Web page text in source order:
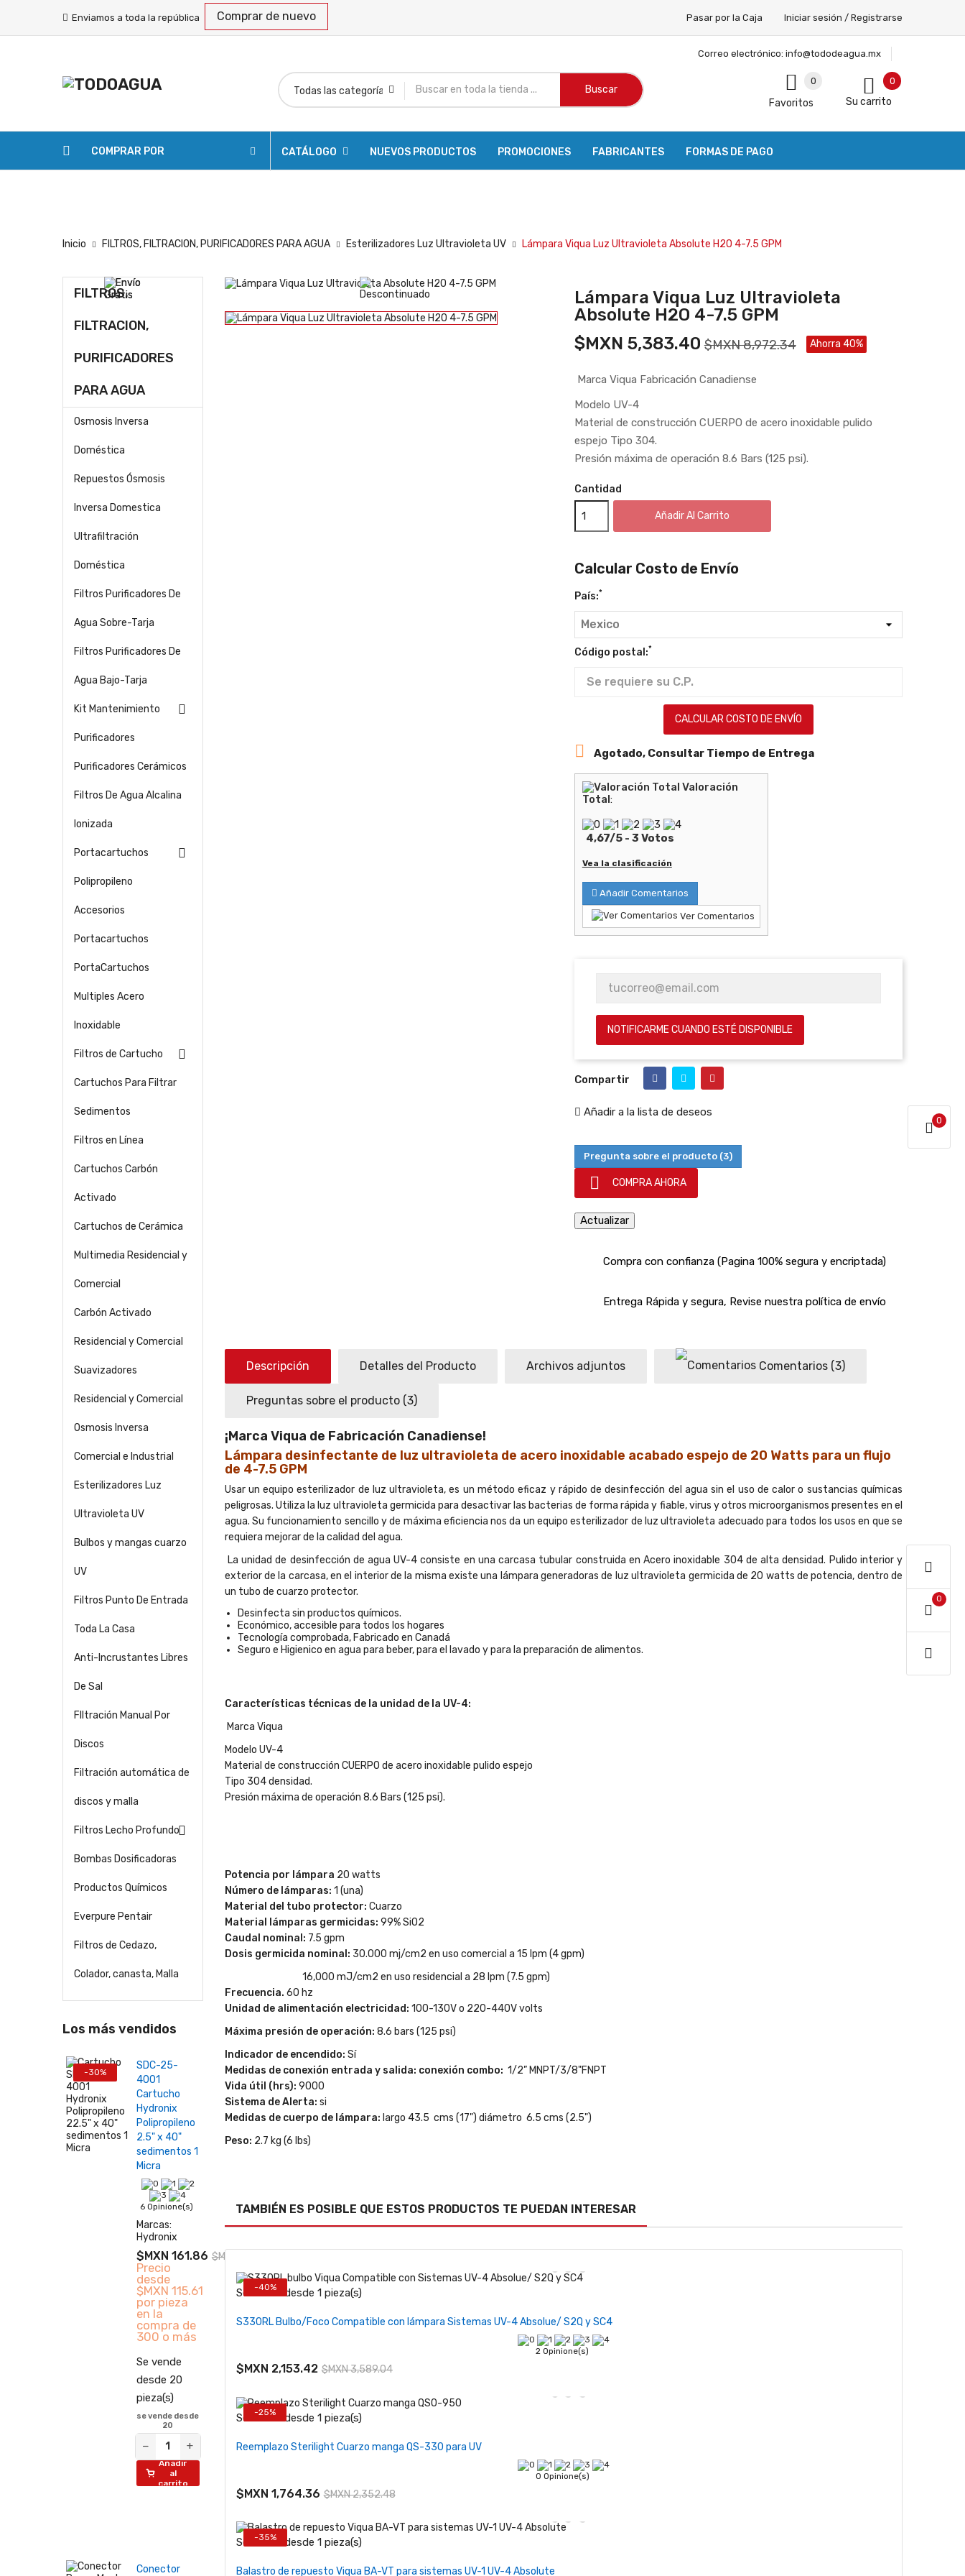
Enviamos a toda la república Comprar de nuevo Iniciar sesión / Registrarse
Pasar por la Caja
Correo electrónico: info@tododeagua.mx
Buscar
0
Su carrito
0
0
Favoritos
COMPRAR POR CATÁLOGO NUEVOS PRODUCTOS PROMOCIONES FABRICANTES FORMAS DE PAGO
Inicio FILTROS, FILTRACION, PURIFICADORES PARA AGUA Esterilizadores Luz Ultravioleta UV Lámpara Viqua Luz Ultravioleta Absolute H2O 4-7.5 GPM
FILTROS,
FILTRACION,
PURIFICADORES
PARA AGUA
Osmosis Inversa
Doméstica
Repuestos Ósmosis
Inversa Domestica
Ultrafiltración
Doméstica
Filtros Purificadores De
Agua Sobre-Tarja
Filtros Purificadores De
Agua Bajo-Tarja
Kit Mantenimiento
Purificadores

Purificadores Cerámicos
Filtros De Agua Alcalina
Ionizada
Portacartuchos
Polipropileno

Accesorios
Portacartuchos
PortaCartuchos
Multiples Acero
Inoxidable
Filtros de Cartucho 
Cartuchos Para Filtrar
Sedimentos
Filtros en Línea
Cartuchos Carbón
Activado
Cartuchos de Cerámica
Multimedia Residencial y
Comercial
Carbón Activado
Residencial y Comercial
Suavizadores
Residencial y Comercial
Osmosis Inversa
Comercial e Industrial
Esterilizadores Luz
Ultravioleta UV
Bulbos y mangas cuarzo
UV
Filtros Punto De Entrada
Toda La Casa
Anti-Incrustantes Libres
De Sal
FIltración Manual Por
Discos
Filtración automática de
discos y malla
Filtros Lecho Profundo
Bombas Dosificadoras
Productos Químicos
Everpure Pentair
Filtros de Cedazo,
Colador, canasta, Malla
Los más vendidos
-30%
SDC-25-
4001
Cartucho
Hydronix
Polipropileno
2.5" x 40"
sedimentos 1
Micra
6 Opinione(s)
Marcas:
Hydronix
$MXN 161.86 $MXN 231.23
Precio
desde
$MXN 115.61
por pieza
en la
compra de
300 o más
Se vende
desde 20
pieza(s)
se vende desde
20
− +
Añadir
al
carrito
Conector
Lámpara Viqua Luz Ultravioleta
Absolute H2O 4-7.5 GPM
$MXN 5,383.40 $MXN 8,972.34 Ahorra 40%
Marca Viqua Fabricación Canadiense
Modelo UV-4
Material de construcción CUERPO de acero inoxidable pulido
espejo Tipo 304.
Presión máxima de operación 8.6 Bars (125 psi).
Cantidad
Añadir Al Carrito
Calcular Costo de Envío
País:*
Código postal:*
CALCULAR COSTO DE ENVÍO
 Agotado, Consultar Tiempo de Entrega
Valoración
Total :
4,67/5- 3 Votos
Vea la clasificación
Añadir Comentarios
Ver Comentarios
NOTIFICARME CUANDO ESTÉ DISPONIBLE
Compartir
Añadir a la lista de deseos
Pregunta sobre el producto (3)
 COMPRA AHORA
Compra con confianza (Pagina 100% segura y encriptada)
Entrega Rápida y segura, Revise nuestra política de envío
Descripción Detalles del Producto Archivos adjuntos Comentarios (3)
Preguntas sobre el producto (3)
¡Marca Viqua de Fabricación Canadiense!
Lámpara desinfectante de luz ultravioleta de acero inoxidable acabado espejo de 20 Watts para un flujo
de 4-7.5 GPM
Usar un equipo esterilizador de luz ultravioleta, es un método eficaz y rápido de desinfección del agua sin el uso de calor o sustancias químicas
peligrosas. Utiliza la luz ultravioleta germicida para desactivar las bacterias de forma rápida y fiable, virus y otros microorganismos presentes en el
agua. Su funcionamiento sencillo y de máxima eficiencia nos da un equipo esterilizador de luz ultravioleta adecuado para todos los usos en que se
requiera mejorar de la calidad del agua.
La unidad de desinfección de agua UV-4 consiste en una carcasa tubular construida en Acero inoxidable 304 de alta densidad. Pulido interior y
exterior de la carcasa, en el interior de la misma existe una lámpara generadoras de luz ultravioleta germicida de 20 watts de potencia, dentro de
un tubo de cuarzo protector.
Desinfecta sin productos químicos.
Económico, accesible para todos los hogares
Tecnología comprobada, Fabricado en Canadá
Seguro e Higienico en agua para beber, para el lavado y para la preparación de alimentos.
Características técnicas de la unidad de la UV-4:
Marca Viqua
Modelo UV-4
Material de construcción CUERPO de acero inoxidable pulido espejo
Tipo 304 densidad.
Presión máxima de operación 8.6 Bars (125 psi).
Potencia por lámpara 20 watts
Número de lámparas: 1 (una)
Material del tubo protector: Cuarzo
Material lámparas germicidas: 99% SiO2
Caudal nominal: 7.5 gpm
Dosis germicida nominal: 30.000 mj/cm2 en uso comercial a 15 lpm (4 gpm)
16,000 mJ/cm2 en uso residencial a 28 lpm (7.5 gpm)
Frecuencia. 60 hz
Unidad de alimentación electricidad: 100-130V o 220-440V volts
Máxima presión de operación: 8.6 bars (125 psi)
Indicador de encendido: Sí
Medidas de conexión entrada y salida: conexión combo: 1/2” MNPT/3/8"FNPT
Vida útil (hrs): 9000
Sistema de Alerta: si
Medidas de cuerpo de lámpara: largo 43.5 cms (17") diámetro 6.5 cms (2.5")
Peso: 2.7 kg (6 lbs)
TAMBIÉN ES POSIBLE QUE ESTOS PRODUCTOS TE PUEDAN INTERESAR
-40%
Se vende desde 1 pieza(s)
S330RL Bulbo/Foco Compatible con lámpara Sistemas UV-4 Absolue/ S2Q y SC4
2 Opinione(s)
$MXN 2,153.42 $MXN 3,589.04
-25%
Se vende desde 1 pieza(s)
Reemplazo Sterilight Cuarzo manga QS-330 para UV
0 Opinione(s)
$MXN 1,764.36 $MXN 2,352.48
-35%
Se vende desde 1 pieza(s)
Balastro de repuesto Viqua BA-VT para sistemas UV-1 UV-4 Absolute
0